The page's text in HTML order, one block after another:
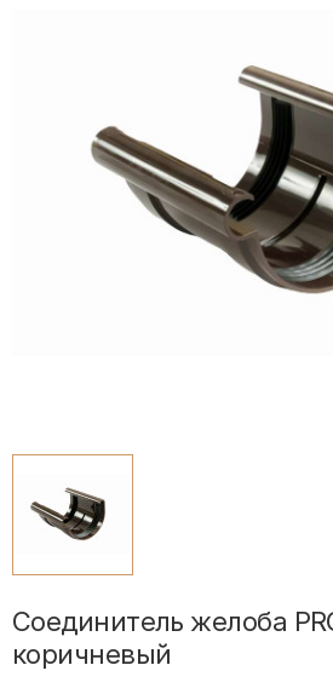
Соединитель желоба
коричневый